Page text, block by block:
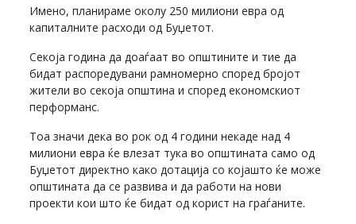
Имено, планираме околу 250 милиони евра од
капиталните расходи од Буџетот.
Секоја година да доаѓаат во општините и тие да
бидат распоредувани рамномерно според бројот
жители во секоја општина и според економскиот
перформанс.
Тоа значи дека во рок од 4 години некаде над 4
милиони евра ќе влезат тука во општината само од
Буџетот директно како дотација со којашто ќе може
општината да се развива и да работи на нови
проекти кои што ќе бидат од корист на граѓаните.